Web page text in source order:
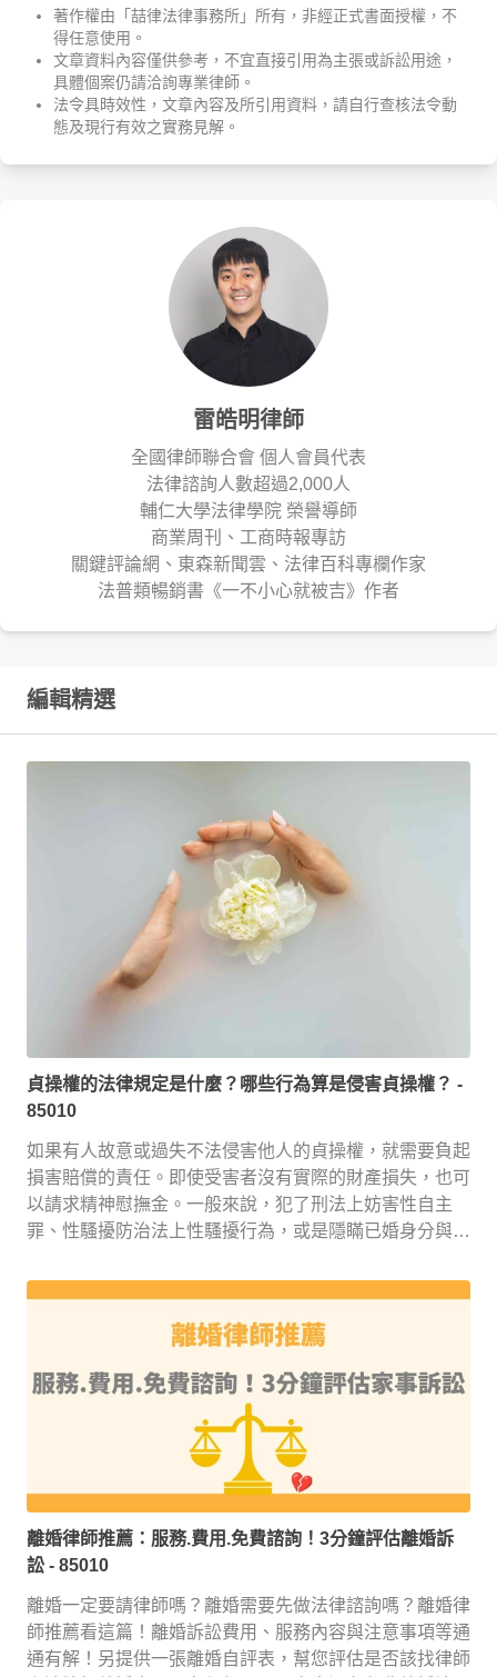
著作權由「喆律法律事務所」所有，非經正式書面授權，不
得任意使用。
文章資料內容僅供參考，不宜直接引用為主張或訴訟用途，
具體個案仍請洽詢專業律師。
法令具時效性，文章內容及所引用資料，請自行查核法令動
態及現行有效之實務見解。
雷皓明律師
全國律師聯合會 個人會員代表
法律諮詢人數超過2,000人
輔仁大學法律學院 榮譽導師
商業周刊、工商時報專訪
關鍵評論網、東森新聞雲、法律百科專欄作家
法普類暢銷書《一不小心就被吉》作者
編輯精選
貞操權的法律規定是什麼？哪些行為算是侵害貞操權？ -
85010
如果有人故意或過失不法侵害他人的貞操權，就需要負起
損害賠償的責任。即使受害者沒有實際的財產損失，也可
以請求精神慰撫金。一般來說，犯了刑法上妨害性自主
罪、性騷擾防治法上性騷擾行為，或是隱瞞已婚身分與他
離婚律師推薦：服務.費用.免費諮詢！3分鐘評估離婚訴
訟- 85010
離婚一定要請律師嗎？離婚需要先做法律諮詢嗎？離婚律
師推薦看這篇！離婚訴訟費用、服務內容與注意事項等通
通有解！另提供一張離婚自評表，幫您評估是否該找律師